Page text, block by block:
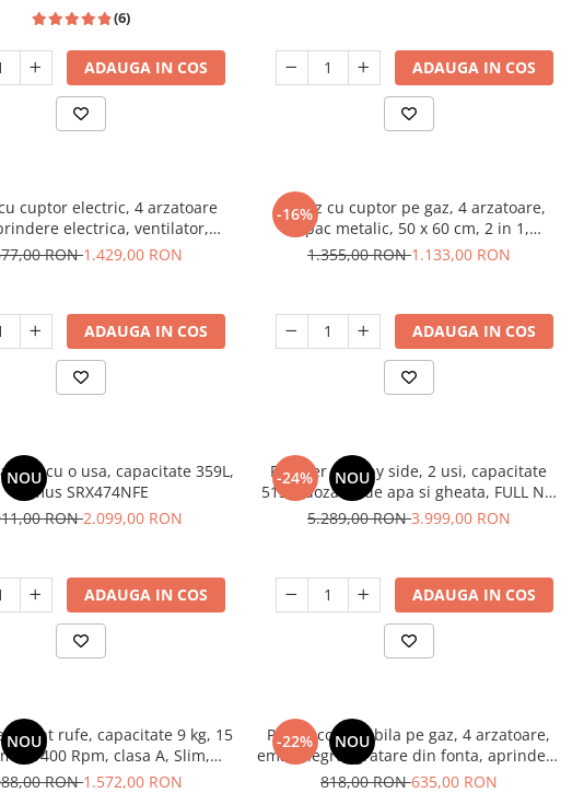
(6)
ADAUGA IN COS ADAUGA IN COS
cuptor electric, 4 arzatoare
electrica, ventilator,
cuptor, Bej, NOBELTEK
RON1.429,00 RON
ADAUGA IN COS
-16%
Aragaz cu cuptor pe gaz, 4 arzatoare,
capac metalic, 50 x 60 cm, 2 in 1,
GPL+GN, Gri, LDK
1.355,00 RON1.133,00 RON
ADAUGA IN COS
NOUcu o usa, capacitate 359L,
Samus SRX474NFE
RON2.099,00 RON
ADAUGA IN COS
-24% NOU
Frigider side by side, 2 usi, capacitate
513L, dozator de apa si gheata, FULL NO
FROST, afisaj LCD, dual inverter,Samus
5.289,00 RON3.999,00 RON
ADAUGA IN COS
NOU
spalat rufe, capacitate 9 kg, 15
1400 Rpm, clasa A, Slim,
Inverter, Samus WSLI-9144
RON1.572,00 RON
-22% NOU
Plita incorporabila pe gaz, 4 arzatoare,
email negru, gratare din fonta, aprindere
electrica, Samus
818,00 RON635,00 RON